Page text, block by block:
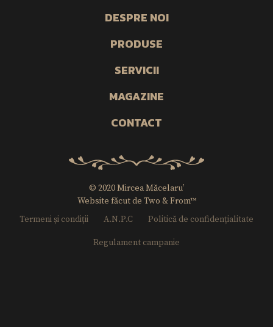
DESPRE NOI
PRODUSE
SERVICII
MAGAZINE
CONTACT
© 2020 Mircea Măcelaru’
Website făcut de Two & From™
Termeni și condiții
A.N.P.C Politică de confidențialitate
Regulament campanie